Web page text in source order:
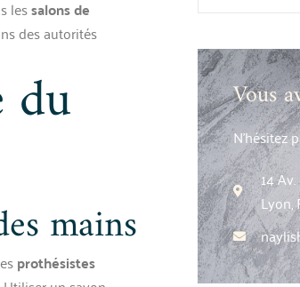
lessalons de
des autorités
du
mains
prothésistes
Vous
N’hésitez
14
Lyon,